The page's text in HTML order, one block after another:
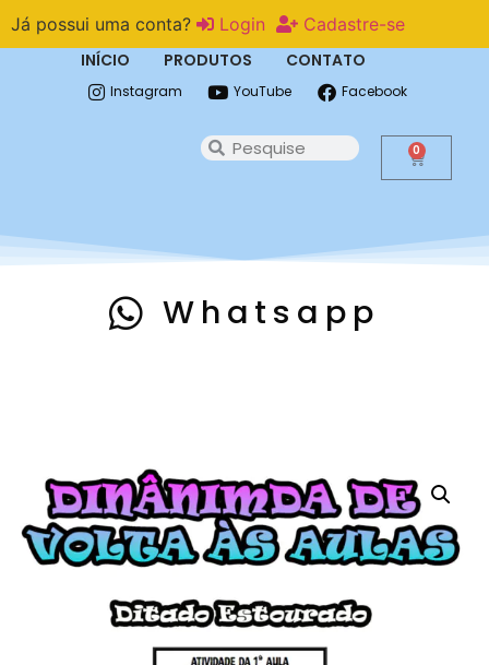
Já possui uma conta? Login
Cadastre-se
INÍCIO
PRODUTOS CONTATO
Instagram YouTube Facebook
0
Whatsapp